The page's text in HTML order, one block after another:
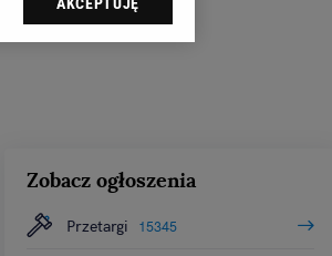
Zobacz ogłoszenia
Przetargi 15345
do sekcji
identyfikacji.
pomiar reklam i